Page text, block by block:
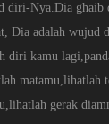
diri-Nya.Dia ghaib
Dia adalah wujud
diri kamu
matamu,lihatlah
gerak